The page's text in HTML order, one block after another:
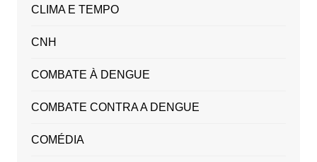
CLIMA E TEMPO
CNH
COMBATE À DENGUE
COMBATE CONTRA A DENGUE
COMÉDIA